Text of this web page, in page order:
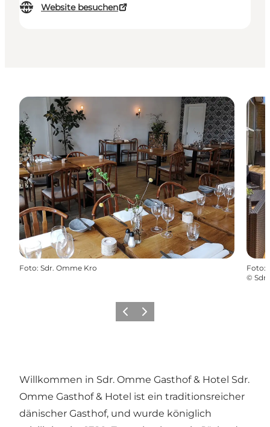
Website besuchen
Foto: Sdr. Omme Kro Foto:
©
Vorherige Folie
Nächste Folie
Willkommen in Sdr. Omme Gasthof & Hotel Sdr.
Omme Gasthof & Hotel ist ein traditionsreicher
dänischer Gasthof, und wurde königlich